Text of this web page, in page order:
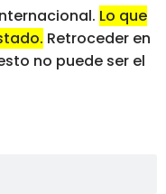
Lo que
Retroceder en
no puede ser el